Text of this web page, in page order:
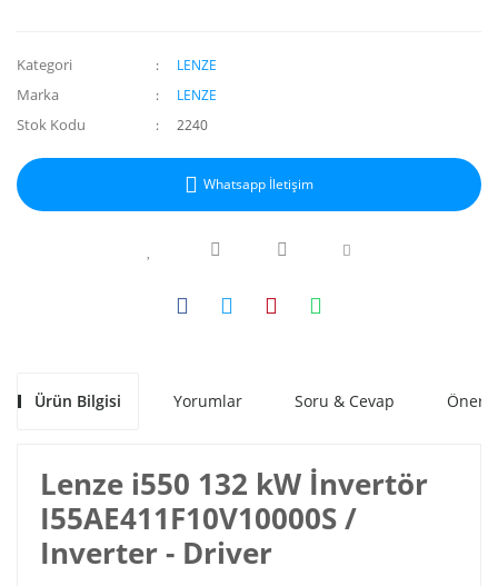
Kategori LENZE
Marka LENZE
Stok Kodu 2240
Whatsapp İletişim
Ürün Bilgisi Yorumlar Soru & Cevap
Lenze i550 132 kW İnvertör
I55AE411F10V10000S /
Inverter - Driver